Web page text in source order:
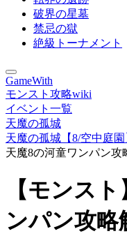
破界の星墓
禁忌の獄
絶級トーナメント
GameWith
モンスト攻略wiki
イベント一覧
天魔の孤城
天魔の孤城【8/空中庭
天魔8の河童ワンパン攻
【モンス
ンパン攻略